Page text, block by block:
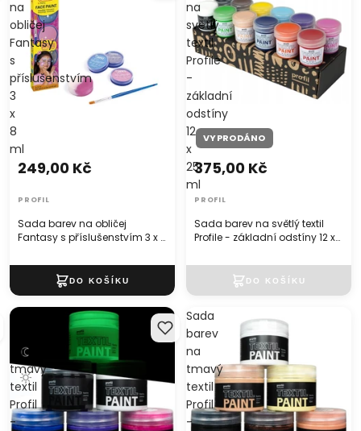
na
obličej
Fantasy
s
příslušenstvím
3
x
8
ml
Sada barev na obličej
Fantasy s příslušenstvím 3 x 8
249,00 Kč
PROFIL
na
světlý
textil
Profile
-
základní
odstíny
12
x
25
ml
VYPRODÁNO
Sada barev na světlý textil
Profile - základní odstíny 12 x
375,00 Kč
PROFIL
Sada
na
tmavý
textil
Profil
-
Sada
barev
na
tmavý
textil
Profil
-